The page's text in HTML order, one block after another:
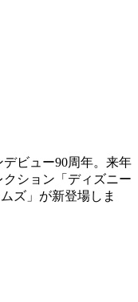
ビュー90周年。来年
ション「ディズニー
ズ」が新登場しま